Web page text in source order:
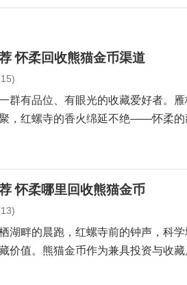
怀柔回收熊猫金币渠道
群有品位、有眼光的收藏爱好者。
，红螺寺的香火绵延不绝——怀柔的
怀柔哪里回收熊猫金币
湖畔的晨跑，红螺寺前的钟声，科
值。熊猫金币作为兼具投资与收藏